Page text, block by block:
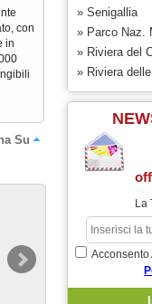
con
in
Su
» Senigallia
» Parco Naz.
» Riviera del
» Riviera
La
Acconsento